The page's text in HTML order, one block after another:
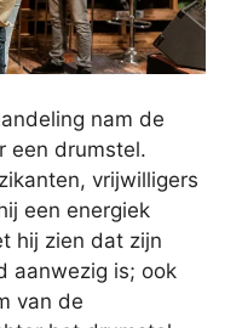
nam de
een drumstel.
vrijwilligers
een energiek
hij zien dat zijn
aanwezig is; ook
van de